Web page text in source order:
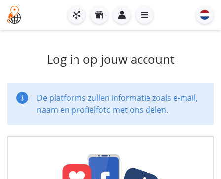
Log in op jouw account
De platforms zullen informatie zoals e-mail,
naam en profielfoto met ons delen.